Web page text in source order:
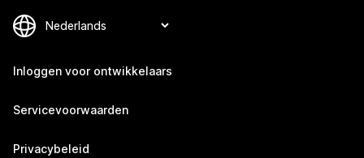
Inloggen voor ontwikkelaars
Servicevoorwaarden
Privacybeleid